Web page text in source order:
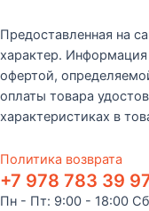
Предоставленная на
характер. Информация
офертой,
оплаты товара
характеристиках в
Политика возврата
+7 978 783 39
Пн - Пт: 9:00 - 18:00